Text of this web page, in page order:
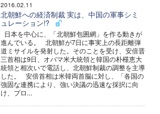
2016.02.11
北朝鮮への経済制裁 実は、中国の軍事シミ
ュレーション!?
日本を中心に、「北朝鮮包囲網」を作る動きが
進んでいる。 北朝鮮が7日に事実上の長距離弾
道ミサイルを発射した。そのことを受け、安倍晋
三首相は9日、オバマ米大統領と韓国の朴槿恵大
統領と相次いで電話し、北朝鮮制裁の調整を主導
した。 安倍首相は米韓両首脳に対し、「各国の
強固な連携により、強い決議の迅速な採択に向
け、プロ...